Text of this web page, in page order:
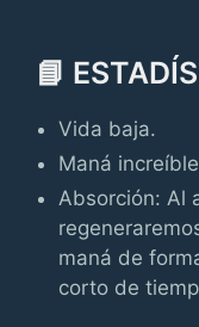
📘
Vida baja.
Maná
Absorción: Al
maná de
corto de